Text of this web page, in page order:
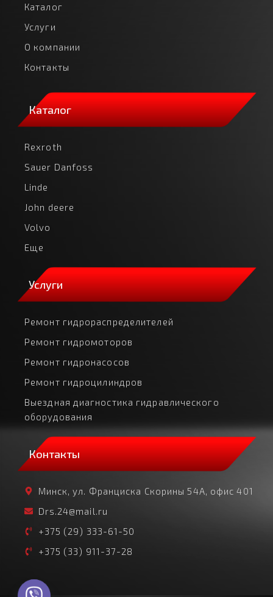
Каталог
Услуги
О компании
Контакты
Каталог
Rexroth
Sauer Danfoss
Linde
John deere
Volvo
Еще
Услуги
Ремонт гидрораспределителей
Ремонт гидромоторов
Ремонт гидронасосов
Ремонт гидроцилиндров
Выездная диагностика гидравлического
оборудования
Контакты
Минск, ул. Франциска Скорины 54А, офис 401
Drs.24@mail.ru
+375 (29) 333-61-50
+375 (33) 911-37-28